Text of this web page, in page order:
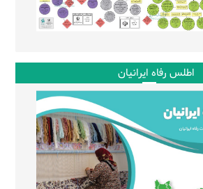
اطلس رفاه ایرانیان